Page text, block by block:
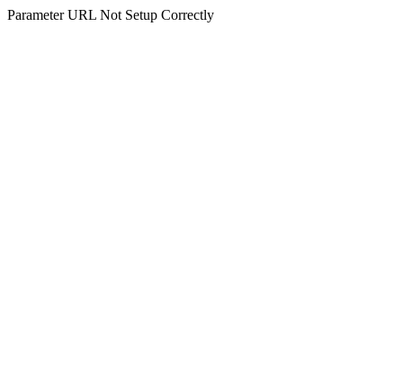
Parameter URL Not Setup Correctly